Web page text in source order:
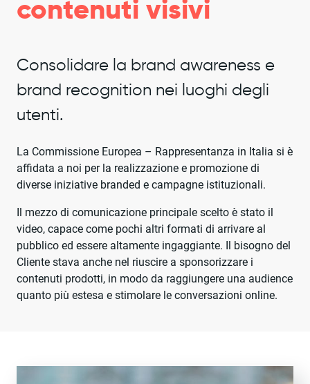
contenuti visivi
Consolidare la brand awareness e
brand recognition nei luoghi degli
utenti.
La Commissione Europea – Rappresentanza in Italia si è
affidata a noi per la realizzazione e promozione di
diverse iniziative branded e campagne istituzionali.
Il mezzo di comunicazione principale scelto è stato il
video, capace come pochi altri formati di arrivare al
pubblico ed essere altamente ingaggiante. Il bisogno del
Cliente stava anche nel riuscire a sponsorizzare i
contenuti prodotti, in modo da raggiungere una audience
quanto più estesa e stimolare le conversazioni online.